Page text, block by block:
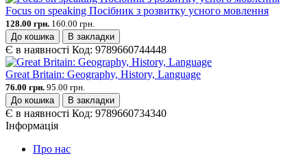
Focus on speaking Посібник з розвитку усного мовлення
128.00 грн. 160.00 грн.
До кошика
В закладки
Є в наявності Код: 9789660744448
Great Britain: Geography, History, Language
76.00 грн. 95.00 грн.
До кошика
В закладки
Є в наявності Код: 9789660734340
Інформація
Про нас